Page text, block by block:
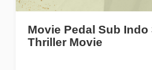
Movie Pedal Sub Indo
Thriller Movie